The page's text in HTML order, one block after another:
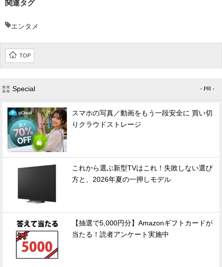
関連タグ
エンタメ
TOP
Special - PR -
スマホの写真／動画をもう一段安全に 買い切
りクラウドストレージ
これから選ぶ新型TVはこれ！失敗しない選び
方と、2026年夏の一押しモデル
【抽選で5,000円分】Amazonギフトカードが
当たる！読者アンケート実施中